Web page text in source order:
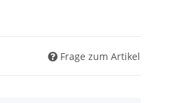
Frage zum Artikel